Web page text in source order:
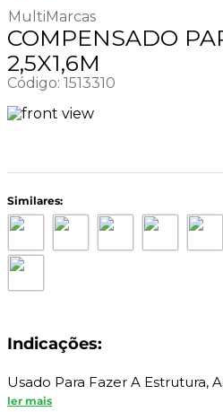
MultiMarcas
COMPENSADO
2,5X1,6M
Código: 1513310
Indicações:
Usado Para Fazer A Estrutura,
Prateleiras De Armários.
ler mais
2º
compensados
3º
compensado naval
4º
mdf 15mm
5º
napa
7º
bagum
8º
mdf a4
pinus